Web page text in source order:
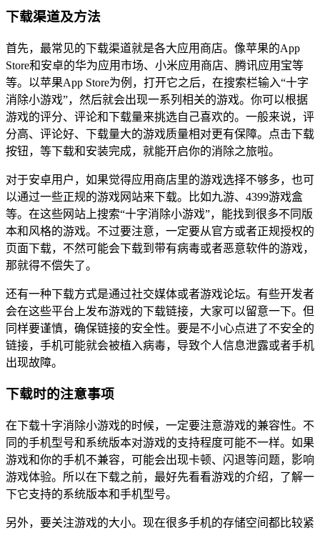
下载渠道及方法
首先，最常见的下载渠道就是各大应用商店。像苹果的App
Store和安卓的华为应用市场、小米应用商店、腾讯应用宝等
等。以苹果App Store为例，打开它之后，在搜索栏输入“十字
消除小游戏”，然后就会出现一系列相关的游戏。你可以根据
游戏的评分、评论和下载量来挑选自己喜欢的。一般来说，评
分高、评论好、下载量大的游戏质量相对更有保障。点击下载
按钮，等下载和安装完成，就能开启你的消除之旅啦。
对于安卓用户，如果觉得应用商店里的游戏选择不够多，也可
以通过一些正规的游戏网站来下载。比如九游、4399游戏盒
等。在这些网站上搜索“十字消除小游戏”，能找到很多不同版
本和风格的游戏。不过要注意，一定要从官方或者正规授权的
页面下载，不然可能会下载到带有病毒或者恶意软件的游戏，
那就得不偿失了。
还有一种下载方式是通过社交媒体或者游戏论坛。有些开发者
会在这些平台上发布游戏的下载链接，大家可以留意一下。但
同样要谨慎，确保链接的安全性。要是不小心点进了不安全的
链接，手机可能就会被植入病毒，导致个人信息泄露或者手机
出现故障。
下载时的注意事项
在下载十字消除小游戏的时候，一定要注意游戏的兼容性。不
同的手机型号和系统版本对游戏的支持程度可能不一样。如果
游戏和你的手机不兼容，可能会出现卡顿、闪退等问题，影响
游戏体验。所以在下载之前，最好先看看游戏的介绍，了解一
下它支持的系统版本和手机型号。
另外，要关注游戏的大小。现在很多手机的存储空间都比较紧